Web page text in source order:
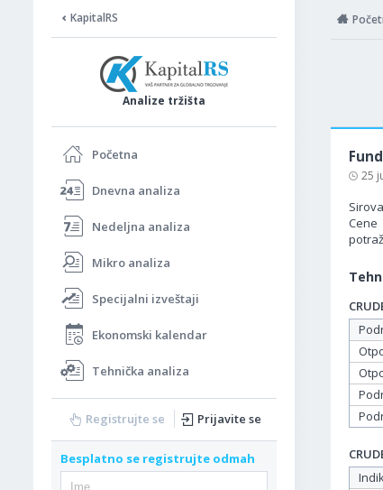
KapitalRS
Analize tržišta
Početna
Dnevna analiza
Nedeljna analiza
Mikro analiza
Specijalni izveštaji
Ekonomski kalendar
Tehnička analiza
Registrujte se Prijavite se
Besplatno se registrujte odmah
25